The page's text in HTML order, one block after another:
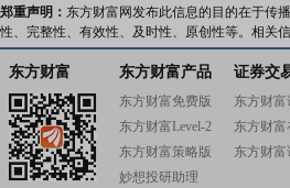
郑重声明： 东方财富网发布此信息的目的在于传
性、完整性、有效性、及时性、原创性等。相关
东方财富 东方财富产品
东方财富免费版
东方财富Level-2
东方财富策略版
妙想投研助理
证券交
东方财富
东方财富
东方财富